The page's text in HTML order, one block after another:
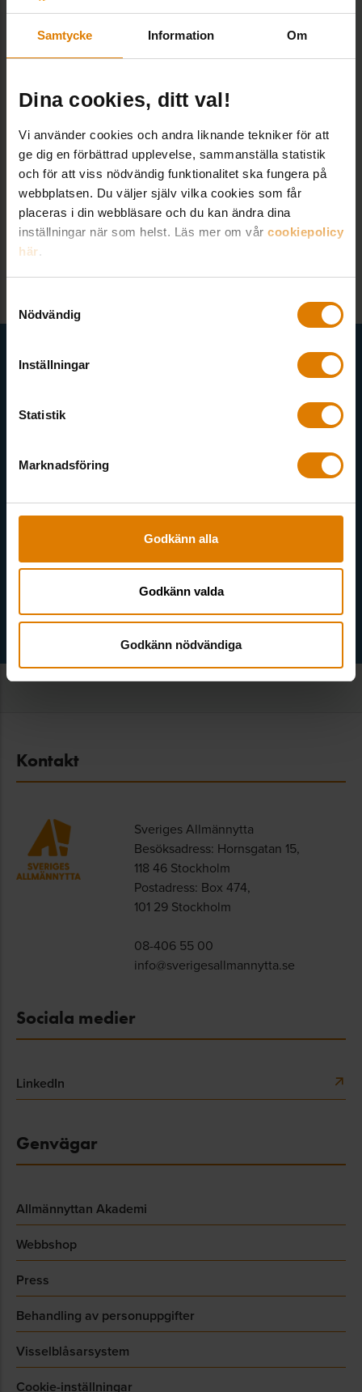
Samtycke Information Om
Dina cookies, ditt val!
Vi använder cookies och andra liknande tekniker för att
ge dig en förbättrad upplevelse, sammanställa statistik
och för att viss nödvändig funktionalitet ska fungera på
webbplatsen. Du väljer själv vilka cookies som får
placeras i din webbläsare och du kan ändra dina
inställningar när som helst. Läs mer om vår cookiepolicy
här.
Nödvändig
Inställningar
Statistik
Marknadsföring
Godkänn alla
Godkänn valda
Godkänn nödvändiga
Hur lång är leveranstiden?
Hur gör jag för att ladda ner en fil?
Hur får jag min medlemsrabatt?
Hur handlar jag?
Vad finns det för betalsätt?
Få senaste nytt direkt i din inkorg
utskick. Nyheter från Sveriges Allmännytta, Allmännyttan
Akademi, Allmännyttans Klimatinitiativ och för dig som är
Välj ämne
Kontakt
Sveriges Allmännytta
Besöksadress: Hornsgatan 15,
118 46 Stockholm
Postadress: Box 474,
101 29 Stockholm
08-406 55 00
info@sverigesallmannytta.se
Sociala medier
LinkedIn
Genvägar
Allmännyttan Akademi
Webbshop
Press
Behandling av personuppgifter
Visselblåsarsystem
Cookie-inställningar